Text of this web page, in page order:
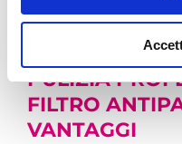
PULIZIA
FILTRO
VANTAGGI